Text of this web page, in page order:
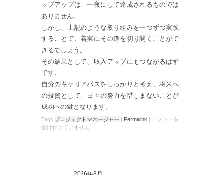
ップアップは、一夜にして達成されるものでは
ありません。
しかし、上記のような取り組みを一つずつ実践
することで、着実にその道を切り開くことがで
きるでしょう。
その結果として、収入アップにもつながるはず
です。
自分のキャリアパスをしっかりと考え、将来へ
の投資として、日々の努力を惜しまないことが
成功への鍵となります。
Tags プロジェクトマネージャー | Permalink | コメントを
受け付けていません
2026年8月